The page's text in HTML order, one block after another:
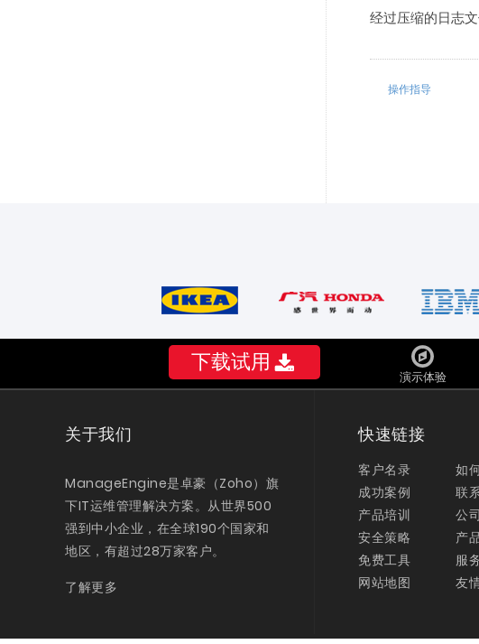
经过压缩的日志文
操作指导
下载试用
演示体验
关于我们
ManageEngine是卓豪（Zoho）旗
下IT运维管理解决方案。从世界500
强到中小企业，在全球190个国家和
地区，有超过28万家客户。
了解更多
快速链接
客户名录
成功案例
产品培训
安全策略
免费工具
网站地图
如
联
公
产
服
友